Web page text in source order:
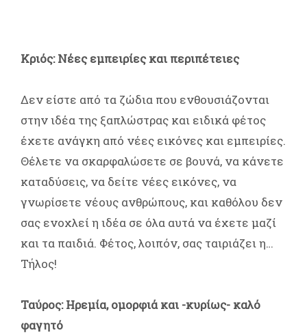
Κριός: Νέες εμπειρίες και περιπέτειες
Δεν είστε από τα ζώδια που ενθουσιάζονται
στην ιδέα της ξαπλώστρας και ειδικά φέτος
έχετε ανάγκη από νέες εικόνες και εμπειρίες.
Θέλετε να σκαρφαλώσετε σε βουνά, να κάνετε
καταδύσεις, να δείτε νέες εικόνες, να
γνωρίσετε νέους ανθρώπους, και καθόλου δεν
σας ενοχλεί η ιδέα σε όλα αυτά να έχετε μαζί
και τα παιδιά. Φέτος, λοιπόν, σας ταιριάζει η…
Τήλος!
Ταύρος: Ηρεμία, ομορφιά και -κυρίως- καλό
φαγητό